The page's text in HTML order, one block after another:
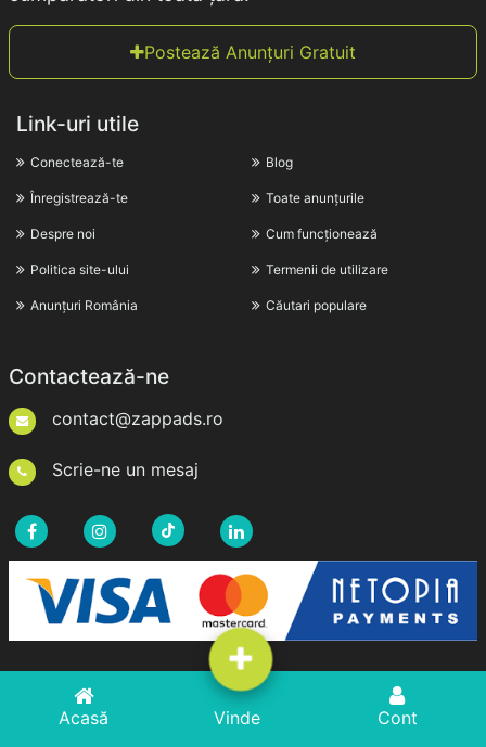
Acasă Adaugă Anunț Cont
Acasă Vinde Cont
Postează Anunțuri Gratuit
Link-uri utile
Conectează-te
Înregistrează-te
Despre noi
Politica site-ului
Anunțuri România
Blog
Toate anunțurile
Cum funcționează
Termenii de utilizare
Căutari populare
Contactează-ne
contact@zappads.ro
Scrie-ne un mesaj
Drepturi de Autor © 2026zappads.ro. Toate Drepturile
Rezervate